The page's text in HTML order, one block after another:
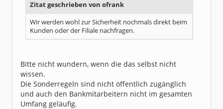
Zitat geschrieben von ofrank
Wir werden wohl zur Sicherheit nochmals direkt beim
Kunden oder der Filiale nachfragen.
Bitte nicht wundern, wenn die das selbst nicht
wissen.
Die Sonderregeln sind nicht öffentlich zugänglich
und auch den Bankmitarbeitern nicht im gesamten
Umfang geläufig.